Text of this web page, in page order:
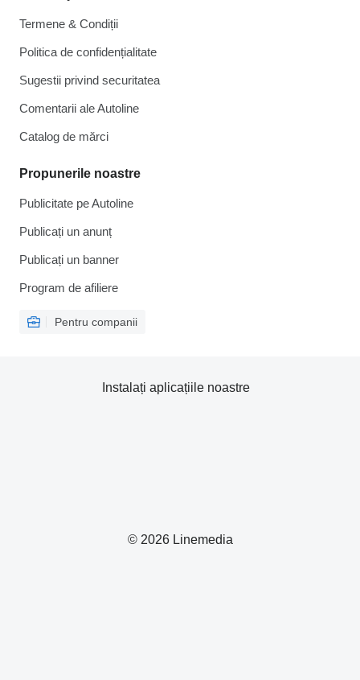
Termene & Condiții
Politica de confidențialitate
Sugestii privind securitatea
Comentarii ale Autoline
Catalog de mărcі
Propunerile noastre
Publicitate pe Autoline
Publicați un anunț
Publicați un banner
Program de afiliere
Pentru companii
© 2026 Linemedia
Instalați aplicațiile noastre